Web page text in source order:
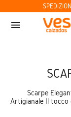
menu
Scarpe
Artigianale Il tocco